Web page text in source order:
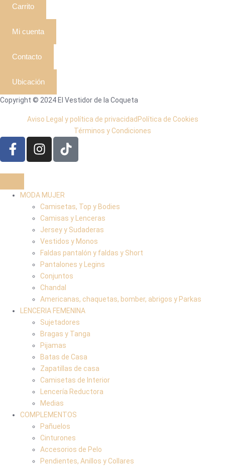
Carrito
Mi cuenta
Contacto
Ubicación
Copyright © 2024 El Vestidor de la Coqueta
Aviso Legal y política de privacidad Política de Cookies
Términos y Condiciones
MODA MUJER
Camisetas, Top y Bodies
Camisas y Lenceras
Jersey y Sudaderas
Vestidos y Monos
Faldas pantalón y faldas y Short
Pantalones y Legins
Conjuntos
Chandal
Americanas, chaquetas, bomber, abrigos y Parkas
LENCERIA FEMENINA
Sujetadores
Bragas y Tanga
Pijamas
Batas de Casa
Zapatillas de casa
Camisetas de Interior
Lencería Reductora
Medias
COMPLEMENTOS
Pañuelos
Cinturones
Accesorios de Pelo
Pendientes, Anillos y Collares